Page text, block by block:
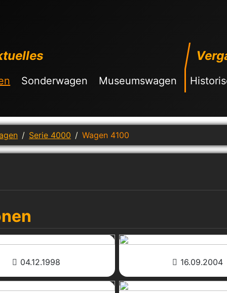
Sonderwagen Museumswagen
Serie 4000 Wagen 4100
04.12.1998 16.09.2004